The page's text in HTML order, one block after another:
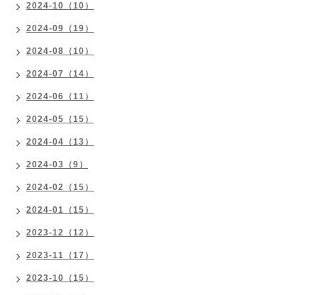
2024-10（10）
2024-09（19）
2024-08（10）
2024-07（14）
2024-06（11）
2024-05（15）
2024-04（13）
2024-03（9）
2024-02（15）
2024-01（15）
2023-12（12）
2023-11（17）
2023-10（15）